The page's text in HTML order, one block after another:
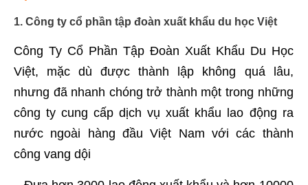
1. Công ty cổ phần tập đoàn xuất khẩu du học Việt
Công Ty Cổ Phần Tập Đoàn Xuất Khẩu Du Học
Việt, mặc dù được thành lập không quá lâu,
nhưng đã nhanh chóng trở thành một trong những
công ty cung cấp dịch vụ xuất khẩu lao động ra
nước ngoài hàng đầu Việt Nam với các thành
công vang dội